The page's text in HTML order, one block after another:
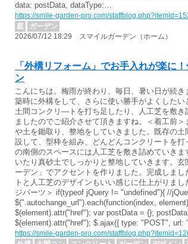
data: postData, dataType:…
https://smile-garden-pro.com/
庭
ガーデン
2026/07/12 18:29 スマイルガーデン（ホーム）
「外構リフォーム」でお手入れが楽に
ン
こんにちは。梅雨が終わり、毎日、暑い日が続
築時に外構をして、さらに使い勝手がよくしたい
土間コンクリ―トを打ち足したり、人工芝を敷き
ましたのでご紹介させて頂きますね。＜着工前＞
や土を鋤取り、整地をしていきました。既存の
設して、型枠を組み、どんどんコンクリートを打
の南側のスペースには人工芝を敷き詰めていきま
いたり真砂土でしっかりと整地していきます。
ーデン」でアクセントを作りました。完成しまし
トと人工芝のデザインもいい感じに仕上がりま
ジパーツ＞ if(typeof jQuery != "undefined"){ //
$(".autochange_url").each(function(index,
$(element).attr("href"); var postData = {};
$(element).attr("href"); $.ajax({ type: "POST",
https://smile-garden-pro.com/